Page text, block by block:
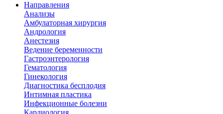
Направления
Анализы
Амбулаторная хирургия
Андрология
Анестезия
Ведение беременности
Гастроэнтерология
Гематология
Гинекология
Диагностика бесплодия
Интимная пластика
Инфекционные болезни
Кардиология